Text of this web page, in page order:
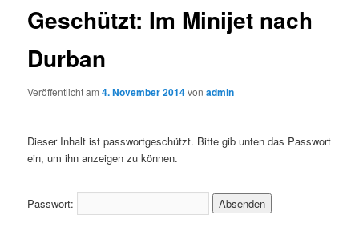
Geschützt: Im Minijet nach
Durban
Veröffentlicht am4. November 2014vonadmin
Dieser Inhalt ist passwortgeschützt. Bitte gib unten das Passwort
ein, um ihn anzeigen zu können.
Passwort: